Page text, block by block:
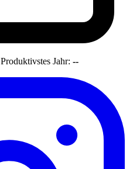
Produktivstes Jahr: --